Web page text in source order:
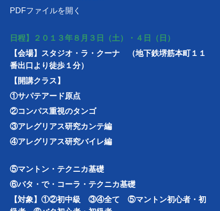
PDFファイルを開く
日程】２０１３年８月３日（土）・４日（日）
【会場】
スタジオ・ラ・クーナ （地下鉄堺筋本町１１
番出口より徒歩１分）
【開講クラス】
①サパテアード原点
②コンパス重視のタンゴ
③アレグリアス研究カンテ編
④アレグリアス研究バイレ編
⑤マントン・テクニカ基礎
⑥バタ・で・コーラ・テクニカ基礎
【対象】①②初中級 ③④全て ⑤マントン初心者・初